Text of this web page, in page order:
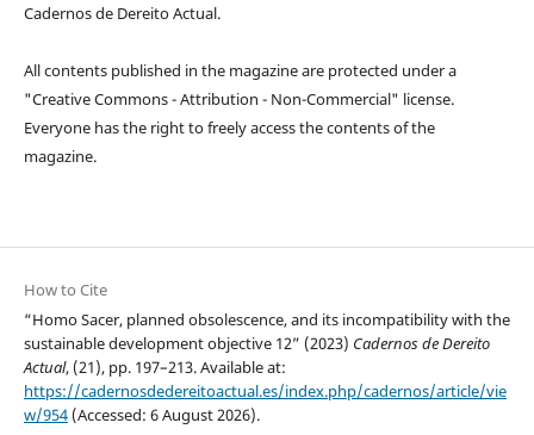
Cadernos de Dereito Actual.
All contents published in the magazine are protected under a
"Creative Commons - Attribution - Non-Commercial" license.
Everyone has the right to freely access the contents of the
magazine.
How to Cite
“Homo Sacer, planned obsolescence, and its incompatibility with the
sustainable development objective 12” (2023) Cadernos de Dereito
Actual, (21), pp. 197–213. Available at:
https://cadernosdedereitoactual.es/index.php/cadernos/article/vie
w/954(Accessed: 6 August 2026).